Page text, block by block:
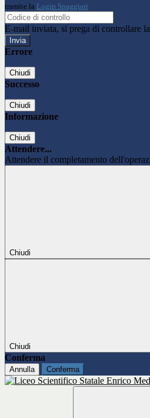
tramite la Login Spaggiari
E-mail inviata, si prega di controllare
Errore
Chiudi
Successo
Chiudi
Informazione
Chiudi
Attendere...
Attendere il completamento
Chiudi
Chiudi
Conferma
Annulla Conferma